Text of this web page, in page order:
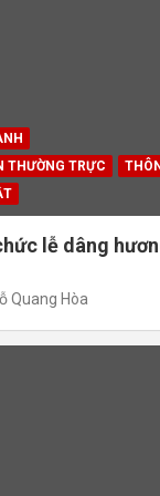
THƯỜNG TRỰC
lễ dâng
Quang Hòa